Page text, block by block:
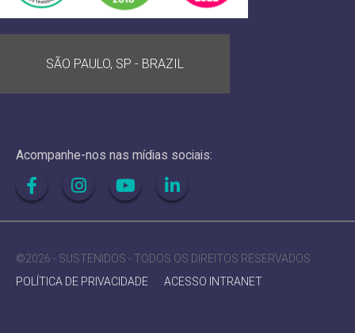
SÃO PAULO, SP - BRAZIL
Acompanhe-nos nas mídias sociais:
©2026 - SUSTENIDOS - TODOS OS DIREITOS RESERVADOS
POLÍTICA DE PRIVACIDADE
ACESSO INTRANET